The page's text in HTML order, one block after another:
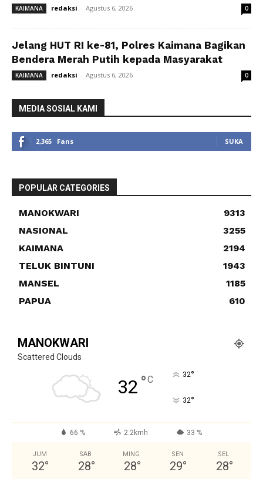
KAIMANA redaksi - Agustus 6, 2026 0
Jelang HUT RI ke-81, Polres Kaimana Bagikan
Bendera Merah Putih kepada Masyarakat
KAIMANA redaksi - Agustus 6, 2026 0
MEDIA SOSIAL KAMI
2,365 Fans SUKA
POPULAR CATEGORIES
MANOKWARI
9313
NASIONAL
3255
KAIMANA
2194
TELUK BINTUNI
1943
MANSEL
1185
PAPUA
610
MANOKWARI
Scattered Clouds
32 °C 32°
32°
66 % 2.2kmh 33 %
JUM
32°
SAB
28°
MING
28°
SEN
29°
SEL
28°